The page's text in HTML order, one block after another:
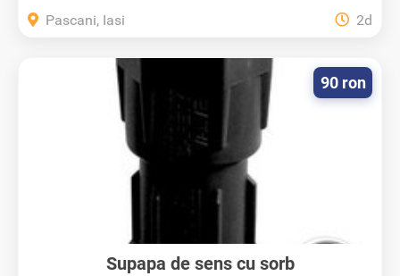
Pascani, Iasi 2d
Supapa de sens cu sorb
90 ron